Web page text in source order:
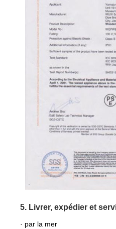
5. Livrer, expédier et
· par la mer